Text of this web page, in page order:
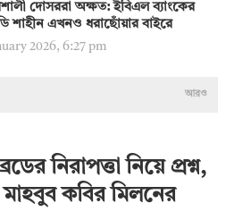
দোসররা অক্ষত: ইবিএল ব্যাংকের
শাহীন এখনও ধরাছোঁয়ার বাইরে
2026, 6:27 pm
আরও
নিরাপত্তা নিয়ে প্রশ্ন,
মাহবুব কবির মিলনের